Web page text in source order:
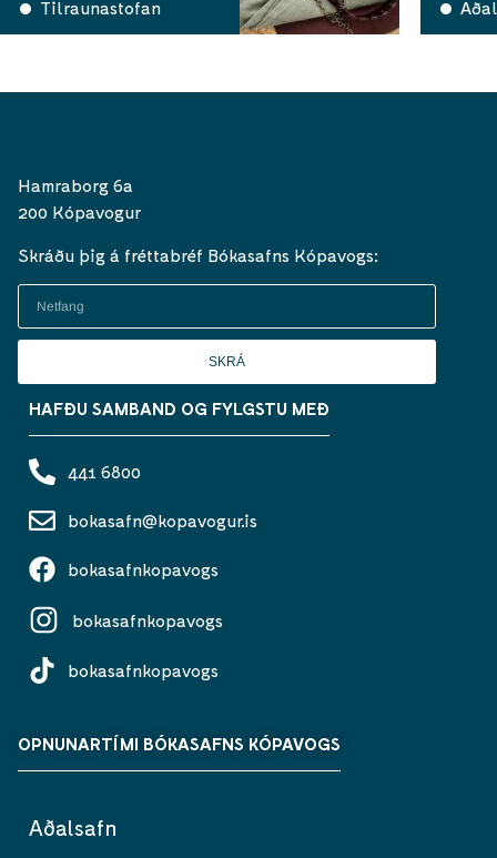
Tilraunastofan
Hamraborg 6a
200 Kópavogur
Skráðu þig á fréttabréf Bókasafns Kópavogs:
SKRÁ
HAFÐU SAMBAND OG FYLGSTU MEÐ
441 6800
bokasafn@kopavogur.is
bokasafnkopavogs
bokasafnkopavogs
bokasafnkopavogs
OPNUNARTÍMI BÓKASAFNS KÓPAVOGS
Aðalsafn